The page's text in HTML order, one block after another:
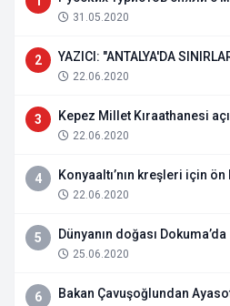
31.05.2020
2 YAZICI: "ANTALYA'DA
22.06.2020
3 Kepez Millet Kıraathanesi
22.06.2020
4 Konyaaltı’nın kreşleri için ön
22.06.2020
5 Dünyanın doğası Dokuma’da
25.06.2020
6 Bakan Çavuşoğlundan